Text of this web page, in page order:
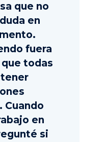
que no
en
fuera
todas
Cuando
en
si